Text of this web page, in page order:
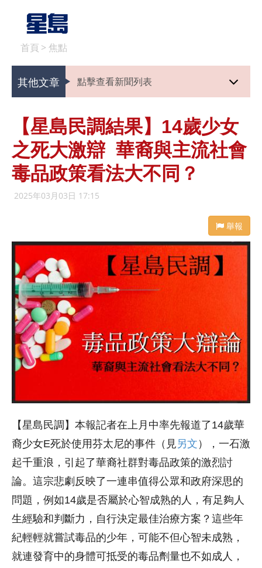
首頁 > 焦點
其他文章 點擊查看新聞列表
【星島民調結果】14歲少女
之死大激辯 華裔與主流社會
毒品政策看法大不同？
2025年03月03日 17:15
舉報
【星島民調】本報記者在上月中率先報道了14歲華
裔少女E死於使用芬太尼的事件（見另文 ），一石激
起千重浪，引起了華裔社群對毒品政策的激烈討
論。這宗悲劇反映了一連串值得公眾和政府深思的
問題，例如14歲是否屬於心智成熟的人，有足夠人
生經驗和判斷力，自行決定最佳治療方案？這些年
紀輕輕就嘗試毒品的少年，可能不但心智未成熟，
就連發育中的身體可抵受的毒品劑量也不如成人，